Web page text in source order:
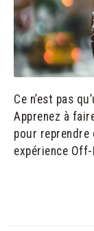
Ce n’est pas
Apprenez à
pour reprendre
expérience Off-